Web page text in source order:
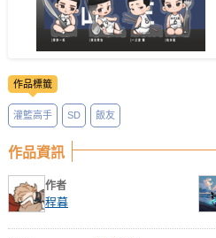
作品標籤
灌籃高手 SD 飯友
作品資訊
作者
程暮